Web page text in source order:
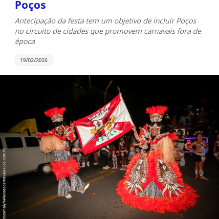
Poços
Antecipação da festa tem um objetivo de incluir Poços
no circuito de cidades que promovem carnavais fora de
época
19/02/2026